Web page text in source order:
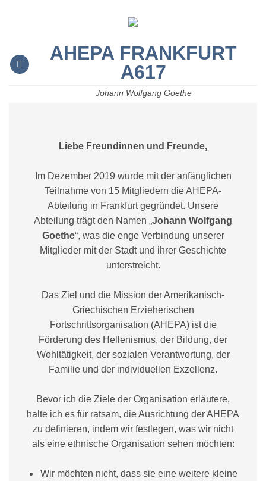
AHEPA FRANKFURT
A617
Johann Wolfgang Goethe
Liebe Freundinnen und Freunde,
Im Dezember 2019 wurde mit der anfänglichen
Teilnahme von 15 Mitgliedern die AHEPA-
Abteilung in Frankfurt gegründet. Unsere
Abteilung trägt den Namen „Johann Wolfgang
Goethe“, was die enge Verbindung unserer
Mitglieder mit der Stadt und ihrer Geschichte
unterstreicht.
Das Ziel und die Mission der Amerikanisch-
Griechischen Erzieherischen
Fortschrittsorganisation (AHEPA) ist die
Förderung des Hellenismus, der Bildung, der
Wohltätigkeit, der sozialen Verantwortung, der
Familie und der individuellen Exzellenz.
Bevor ich die Ziele der Organisation erläutere,
halte ich es für ratsam, die Ausrichtung der AHEPA
zu definieren, indem wir festlegen, was wir nicht
als eine ethnische Organisation sehen möchten:
Wir möchten nicht, dass sie eine weitere kleine